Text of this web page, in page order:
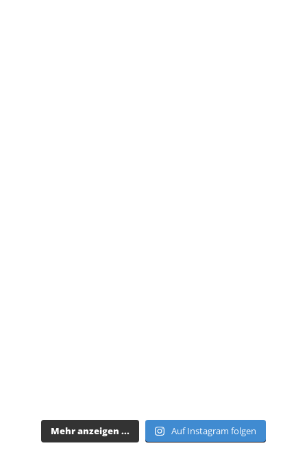
Mehr anzeigen ... Auf Instagram folgen